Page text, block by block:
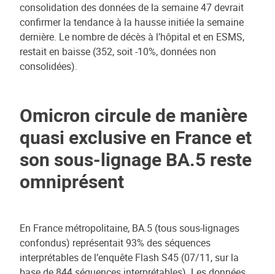
consolidation des données de la semaine 47 devrait
confirmer la tendance à la hausse initiée la semaine
dernière. Le nombre de décès à l’hôpital et en ESMS,
restait en baisse (352, soit -10%, données non
consolidées).
Omicron circule de manière
quasi exclusive en France et
son sous-lignage BA.5 reste
omniprésent
En France métropolitaine, BA.5 (tous sous-lignages
confondus) représentait 93% des séquences
interprétables de l’enquête Flash S45 (07/11, sur la